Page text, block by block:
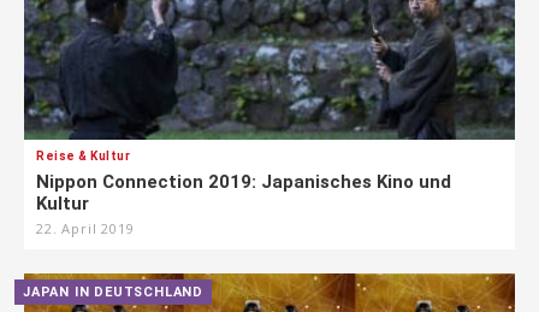
Reise & Kultur
Nippon Connection 2019: Japanisches Kino und
Kultur
22. April 2019
JAPAN IN DEUTSCHLAND